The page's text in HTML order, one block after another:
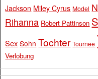
Jackson Miley Cyrus Model
Rihanna Robert Pattinson
Sex Sohn Tochter Tournee
Verlobung